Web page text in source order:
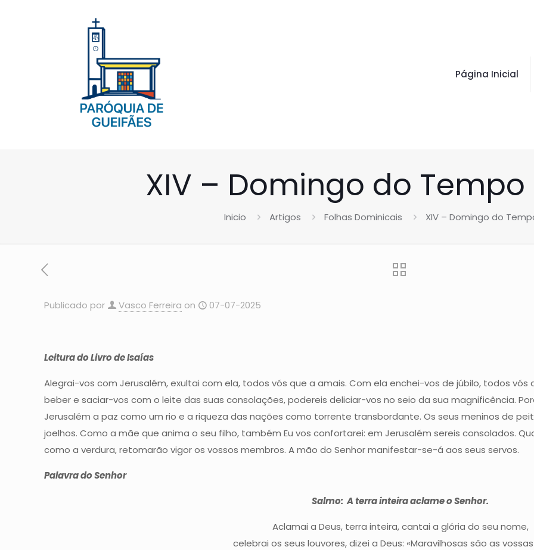
Página Inicial
XIV – Domingo do
Inicio Artigos Folhas Dominicais XIV – Domingo do
Publicado por Vasco Ferreira on 07-07-2025
Leitura do Livro de Isaías
Alegrai-vos com Jerusalém, exultai com ela, todos vós que a amais. Com ela enchei-vos de júbilo, todos
beber e saciar-vos com o leite das suas consolações, podereis deliciar-vos no seio da sua magnificência.
Jerusalém a paz como um rio e a riqueza das nações como torrente transbordante. Os seus meninos de
joelhos. Como a mãe que anima o seu filho, também Eu vos confortarei: em Jerusalém sereis consolados.
como a verdura, retomarão vigor os vossos membros. A mão do Senhor manifestar-se-á aos seus servos.
Palavra do Senhor
Salmo:A terra inteira aclame o Senhor.
Aclamai a Deus, terra inteira, cantai a glória do seu nome,
celebrai os seus louvores, dizei a Deus: «Maravilhosas são as